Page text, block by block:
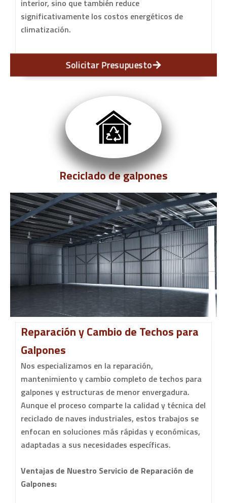
interior, sino que también reduce
significativamente los costos energéticos de
climatización.
Solicitar Presupuesto
Reciclado de galpones
Reparación y Cambio de Techos para
Galpones
Nos especializamos en la reparación,
mantenimiento y cambio completo de techos para
galpones y estructuras de menor envergadura.
Aunque el proceso comparte la calidad y técnica del
reciclado de naves industriales, estos trabajos se
enfocan en soluciones más rápidas y económicas,
adaptadas a sus necesidades específicas.
Ventajas de Nuestro Servicio de Reparación de
Galpones: